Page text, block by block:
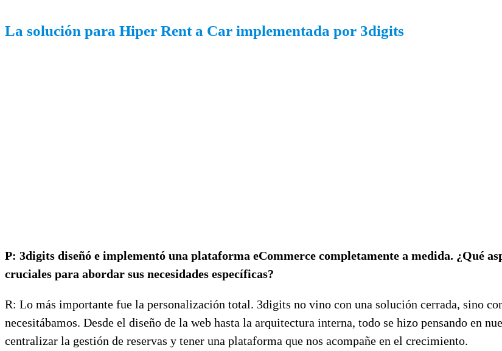
La solución para Hiper Rent a Car implementada por 3digits
P: 3digits diseñó e implementó una plataforma eCommerce completamente a medida. ¿Qué
cruciales para abordar sus necesidades específicas?
R: Lo más importante fue la personalización total. 3digits no vino con una solución cerrada, sino
necesitábamos. Desde el diseño de la web hasta la arquitectura interna, todo se hizo pensando en
centralizar la gestión de reservas y tener una plataforma que nos acompañe en el crecimiento.